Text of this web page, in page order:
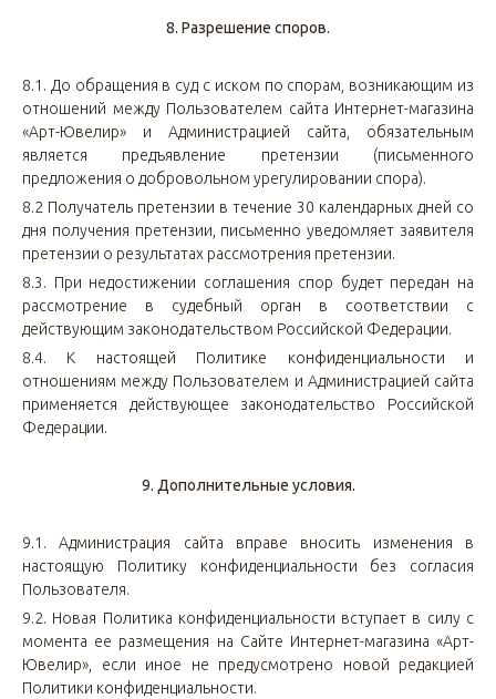
8. Разрешение споров.
8.1. До обращения в суд с иском по спорам, возникающим из
отношений между Пользователем сайта Интернет-магазина
«Арт-Ювелир» и Администрацией сайта, обязательным
является предъявление претензии (письменного
предложения о добровольном урегулировании спора).
8.2 Получатель претензии в течение 30 календарных дней со
дня получения претензии, письменно уведомляет заявителя
претензии о результатах рассмотрения претензии.
8.3. При недостижении соглашения спор будет передан на
рассмотрение в судебный орган в соответствии с
действующим законодательством Российской Федерации.
8.4. К настоящей Политике конфиденциальности и
отношениям между Пользователем и Администрацией сайта
применяется действующее законодательство Российской
Федерации.
9. Дополнительные условия.
9.1. Администрация сайта вправе вносить изменения в
настоящую Политику конфиденциальности без согласия
Пользователя.
9.2. Новая Политика конфиденциальности вступает в силу с
момента ее размещения на Сайте Интернет-магазина «Арт-
Ювелир», если иное не предусмотрено новой редакцией
Политики конфиденциальности.